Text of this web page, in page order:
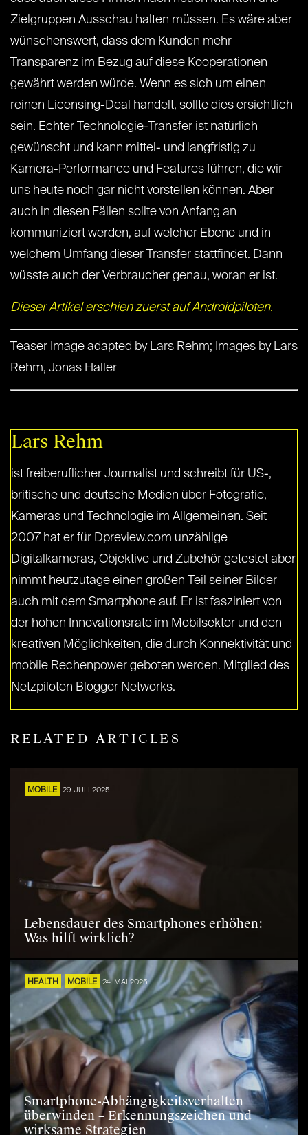
Zielgruppen Ausschau halten müssen. Es wäre aber
wünschenswert, dass dem Kunden mehr
Transparenz im Bezug auf diese Kooperationen
gewährt werden würde. Wenn es sich um einen
reinen Licensing-Deal handelt, sollte dies ersichtlich
sein. Echter Technologie-Transfer ist natürlich
gewünscht und kann mittel- und langfristig zu
Kamera-Performance und Features führen, die wir
uns heute noch gar nicht vorstellen können. Aber
auch in diesen Fällen sollte von Anfang an
kommuniziert werden, auf welcher Ebene und in
welchem Umfang dieser Transfer stattfindet. Dann
wüsste auch der Verbraucher genau, woran er ist.
Dieser Artikel erschien zuerst auf Androidpiloten.
Teaser Image adapted by Lars Rehm; Images by Lars
Rehm, Jonas Haller
Lars Rehm
ist freiberuflicher Journalist und schreibt für US-,
britische und deutsche Medien über Fotografie,
Kameras und Technologie im Allgemeinen. Seit
2007 hat er für Dpreview.com unzählige
Digitalkameras, Objektive und Zubehör getestet aber
nimmt heutzutage einen großen Teil seiner Bilder
auch mit dem Smartphone auf. Er ist fasziniert von
der hohen Innovationsrate im Mobilsektor und den
kreativen Möglichkeiten, die durch Konnektivität und
mobile Rechenpower geboten werden. Mitglied des
Netzpiloten Blogger Networks.
RELATED ARTICLES
MOBILE 29. JULI 2025
Lebensdauer des Smartphones erhöhen:
Was hilft wirklich?
HEALTH MOBILE 24. MAI 2025
Smartphone-Abhängigkeitsverhalten
überwinden – Erkennungszeichen und
wirksame Strategien